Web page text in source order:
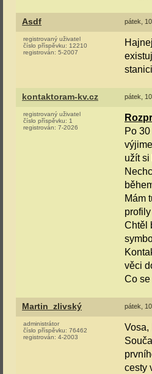
Asdf pátek,
registrovaný uživatel
číslo příspěvku: 12210
registrován: 5-2007
kontaktoram-kv.cz pátek,
registrovaný uživatel
číslo příspěvku: 1
registrován: 7-2026
Po
užít
Mám
Chtěl
věci
Co
Martin_zlivský pátek,
administrátor
číslo příspěvku: 76462
registrován: 4-2003
Vosa,
cesty